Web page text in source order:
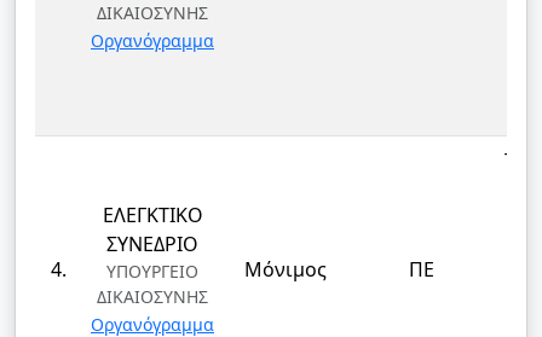
ΔΙΚΑΙΟΣΥΝΗΣ
Οργανόγραμμα
4.
ΕΛΕΓΚΤΙΚΟ
ΣΥΝΕΔΡΙΟ
ΥΠΟΥΡΓΕΙΟ
ΔΙΚΑΙΟΣΥΝΗΣ
Οργανόγραμμα
Μόνιμος ΠΕ